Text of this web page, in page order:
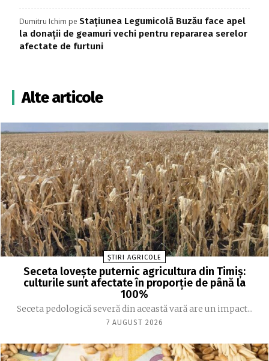
Dumitru Ichim pe Stațiunea Legumicolă Buzău face apel
la donații de geamuri vechi pentru repararea serelor
afectate de furtuni
Alte articole
ȘTIRI AGRICOLE
Seceta lovește puternic agricultura din Timiș:
culturile sunt afectate în proporție de până la
100%
Seceta pedologică severă din această vară are un impact...
7 AUGUST 2026